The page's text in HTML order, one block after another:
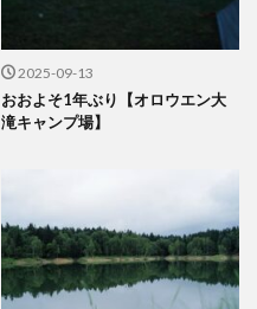
2025-09-13
おおよそ1年ぶり【オロウエン大
滝キャンプ場】